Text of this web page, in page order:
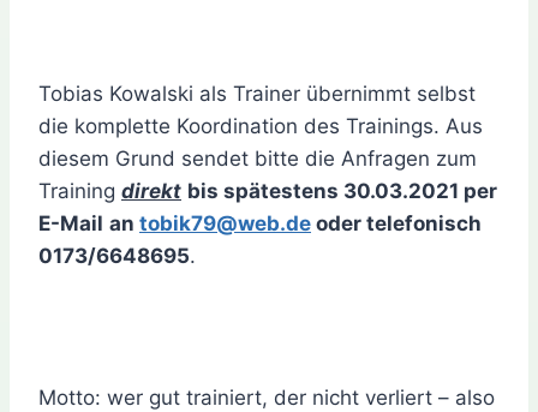
Tobias Kowalski als Trainer übernimmt selbst
die komplette Koordination des Trainings. Aus
diesem Grund sendet bitte die Anfragen zum
Training direkt bis spätestens 30.03.2021 per
E-Mail an tobik79@web.de oder telefonisch
0173/6648695.
Motto: wer gut trainiert, der nicht verliert – also